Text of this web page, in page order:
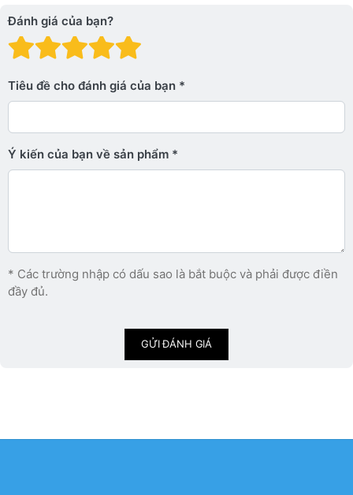
Đánh giá của bạn?
Đánh giá: 4 trên 5
Đánh giá: 3 trên 5 sao.
Đánh giá: 2 trên 5 sao.
Đánh giá: 1 trên 5 sao. Xấu
Tiêu đề cho đánh giá của bạn
Ý kiến ​​của bạn về sản phẩm
* Các trường nhập có dấu sao là bắt buộc và phải được điền
đầy đủ.
GỬI ĐÁNH GIÁ